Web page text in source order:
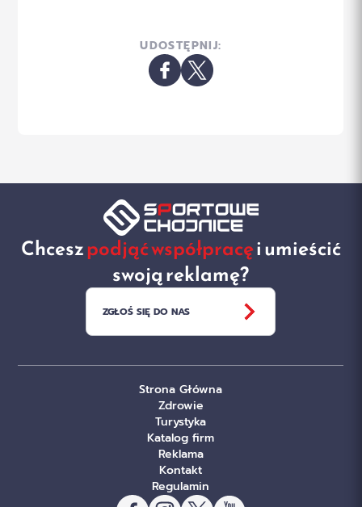
UDOSTĘPNIJ:
Chceszpodjąć współpracęi umieścić
swoją reklamę?
ZGŁOŚ SIĘ DO NAS
Strona Główna
Zdrowie
Turystyka
Katalog firm
Reklama
Kontakt
Regulamin